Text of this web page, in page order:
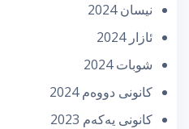
نیسان 2024
ئازار 2024
شوبات 2024
كانونی دووه‌م 2024
كانونی یه‌كه‌م 2023